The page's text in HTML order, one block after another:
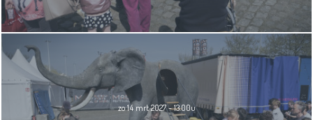
zo 14 mrt 2027 - 13.00u